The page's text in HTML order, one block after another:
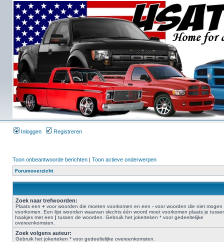
Inloggen Registreren
Toon onbeantwoorde berichten | Toon actieve onderwerpen
Forumoverzicht
Zoek naar trefwoorden:
Plaats een + voor woorden die moeten voorkomen en een - voor woorden die niet mogen
voorkomen. Een lijst woorden waarvan slechts één woord moet voorkomen plaats je
haakjes met een | tussen de woorden. Gebruik het jokerteken * voor gedeeltelijke
overeenkomsten.
Zoek volgens auteur:
Gebruik het jokerteken * voor gedeeltelijke overeenkomsten.